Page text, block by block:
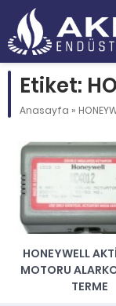
Etiket:
Anasayfa »
HONEYWELL
MOTORU
TERME